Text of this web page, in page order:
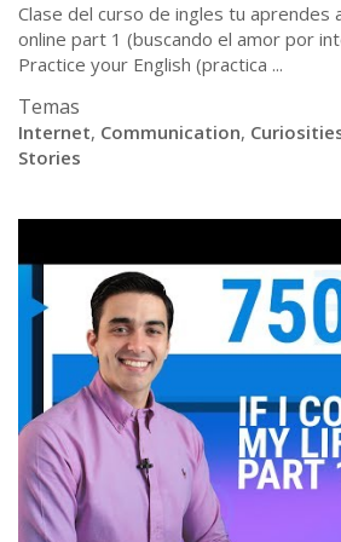
Clase del curso de ingles tu aprendes
online part 1 (buscando el amor por
Practice your English (practica ...
Temas
Internet, Communication,
Stories